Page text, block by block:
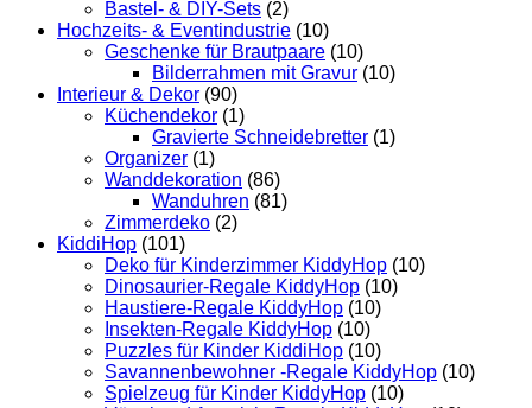
Bastel- & DIY-Sets (2)
Hochzeits- & Eventindustrie (10)
Geschenke für Brautpaare (10)
Bilderrahmen mit Gravur (10)
Interieur & Dekor (90)
Küchendekor (1)
Gravierte Schneidebretter (1)
Organizer (1)
Wanddekoration (86)
Wanduhren (81)
Zimmerdeko (2)
KiddiHop (101)
Deko für Kinderzimmer KiddyHop (10)
Dinosaurier-Regale KiddyHop (10)
Haustiere-Regale KiddyHop (10)
Insekten-Regale KiddyHop (10)
Puzzles für Kinder KiddiHop (10)
Savannenbewohner -Regale KiddyHop (10)
Spielzeug für Kinder KiddyHop (10)